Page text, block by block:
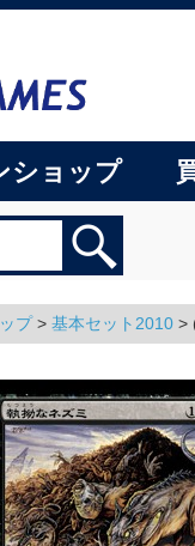
ショップ
ップ> 基本セット2010 >